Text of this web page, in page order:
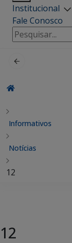
Institucional
Fale Conosco
Pesquisar
por:
Informativos
Notícias
12
12